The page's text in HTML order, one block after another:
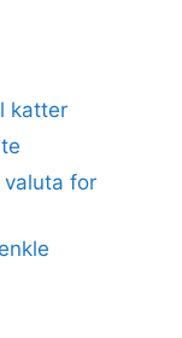
katter
for